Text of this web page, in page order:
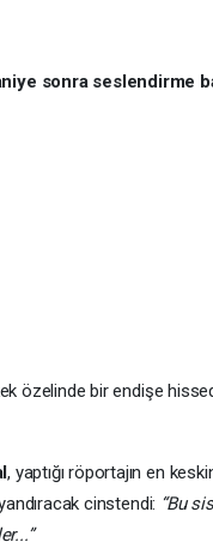
sonra seslendirme
özelinde bir endişe
, yaptığı röportajın en
cinstendi: “Bu